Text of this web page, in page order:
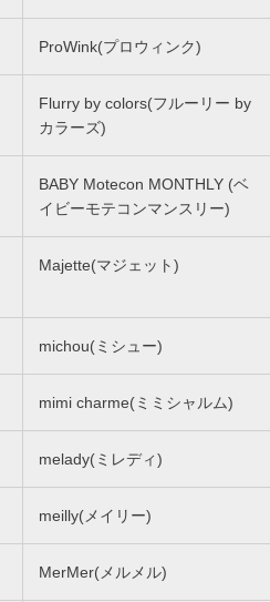
ProWink(プロウィンク)
Flurry by colors(フルーリー by
カラーズ)
BABY Motecon MONTHLY (ベ
イビーモテコンマンスリー)
Majette(マジェット)
michou(ミシュー)
mimi charme(ミミシャルム)
melady(ミレディ)
meilly(メイリー)
MerMer(メルメル)